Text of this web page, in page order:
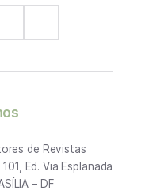
de Revistas
Ed. Via Esplanada
– DF